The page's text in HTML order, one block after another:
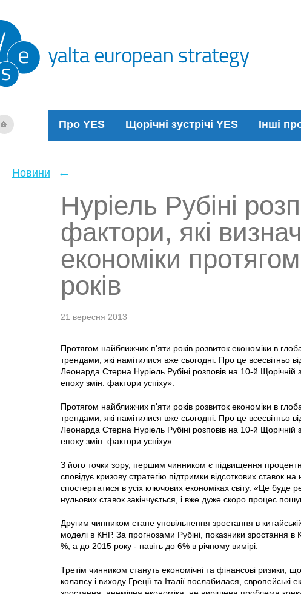
Про YES Щорічні зустрічі YES Інші
Новини ←
Нуріель Рубіні
фактори, які
економіки
років
21 вересня 2013
Протягом найближчих п'яти років розвиток економіки в
трендами, які намітилися вже сьогодні. Про це всесвітньо
Леонарда Стерна Нуріель Рубіні розповів на 10-й Щорічній
епоху змін: фактори успіху».
Протягом найближчих п'яти років розвиток економіки в
трендами, які намітилися вже сьогодні. Про це всесвітньо
Леонарда Стерна Нуріель Рубіні розповів на 10-й Щорічній
епоху змін: фактори успіху».
З його точки зору, першим чинником є підвищення
сповідує кризову стратегію підтримки відсоткових ставок
спостерігатися в усіх ключових економіках світу. «Це буде
нульових ставок закінчується, і вже дуже скоро процес
Другим чинником стане уповільнення зростання в
моделі в КНР. За прогнозами Рубіні, показники зростання
%, а до 2015 року - навіть до 6% в річному вимірі.
Третім чинником стануть економічні та фінансові ризики,
колапсу і виходу Греції та Італії послабилася,